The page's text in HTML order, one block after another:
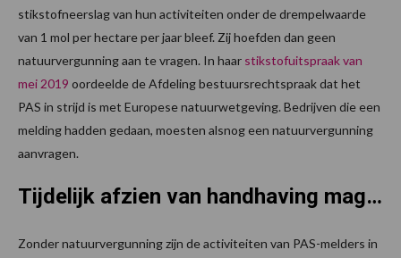
stikstofneerslag van hun activiteiten onder de drempelwaarde
van 1 mol per hectare per jaar bleef. Zij hoefden dan geen
natuurvergunning aan te vragen. In haar stikstofuitspraak van
mei 2019 oordeelde de Afdeling bestuursrechtspraak dat het
PAS in strijd is met Europese natuurwetgeving. Bedrijven die een
melding hadden gedaan, moesten alsnog een natuurvergunning
aanvragen.
Tijdelijk afzien van handhaving mag…
Zonder natuurvergunning zijn de activiteiten van PAS-melders in